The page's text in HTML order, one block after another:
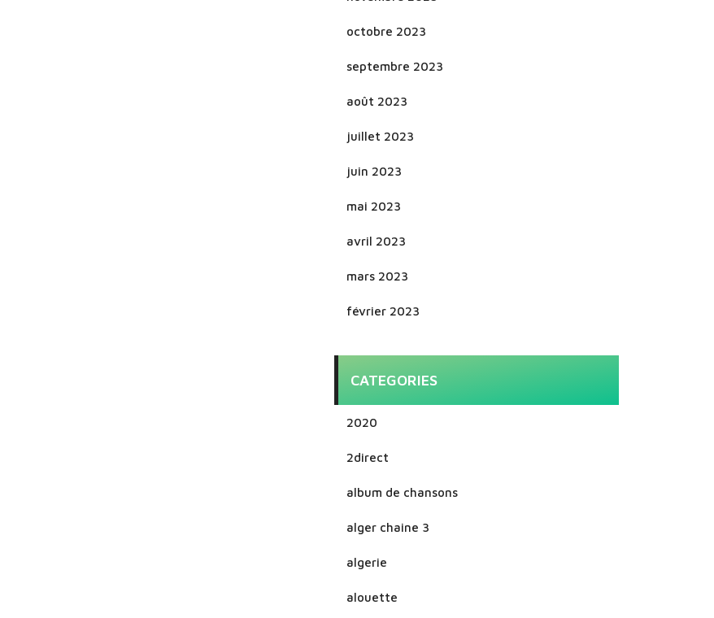
octobre 2023
septembre 2023
août 2023
juillet 2023
juin 2023
mai 2023
avril 2023
mars 2023
février 2023
CATEGORIES
2020
2direct
album de chansons
alger chaine 3
algerie
alouette